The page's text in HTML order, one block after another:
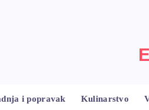
i popravak Kulinarstvo